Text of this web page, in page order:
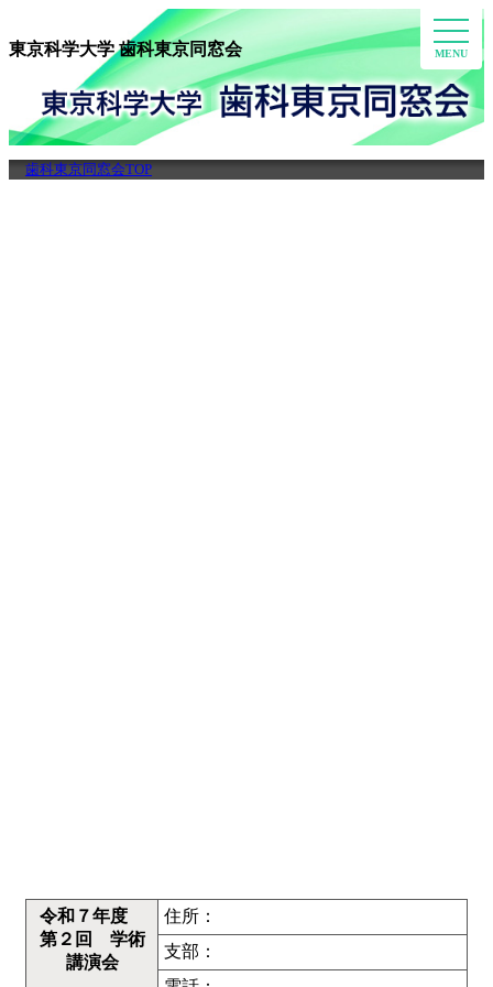
東京科学大学 歯科東京同窓会
toggle
歯科東京同窓会TOP
令和７年度
第２回 学術
講演会
住所：
支部：